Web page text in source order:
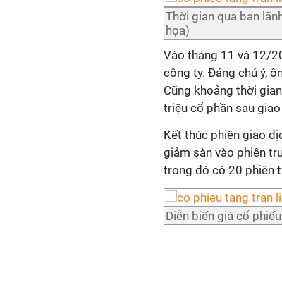
Thời gian qua ban
họa)
Vào tháng 11 và 12/
công ty. Đáng chú ý,
Cũng khoảng thời
triệu cổ phần sau
Kết thúc phiên giao
giảm sàn vào phiên
trong đó có 20 phiên
Diễn biến giá cổ